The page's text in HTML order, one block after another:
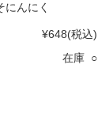
にんにく
¥648(税込)
在庫 ○